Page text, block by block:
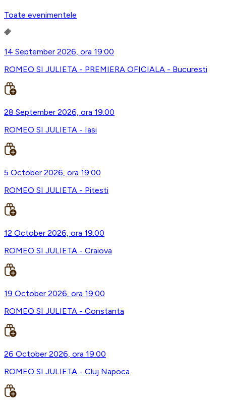
Toate evenimentele
14 September 2026, ora 19:00
ROMEO SI JULIETA - PREMIERA OFICIALA - Bucuresti
28 September 2026, ora 19:00
ROMEO SI JULIETA - Iasi
5 October 2026, ora 19:00
ROMEO SI JULIETA - Pitesti
12 October 2026, ora 19:00
ROMEO SI JULIETA - Craiova
19 October 2026, ora 19:00
ROMEO SI JULIETA - Constanta
26 October 2026, ora 19:00
ROMEO SI JULIETA - Cluj Napoca